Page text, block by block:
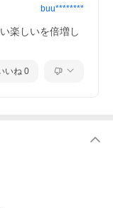
buu********
楽しいを倍増し
いね 0